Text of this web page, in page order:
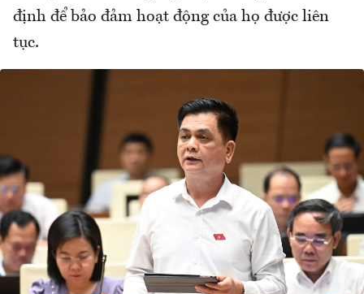
định để bảo đảm hoạt động của họ được liên
tục.